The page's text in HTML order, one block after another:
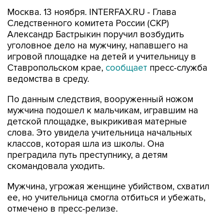
Москва. 13 ноября. INTERFAX.RU - Глава
Следственного комитета России (СКР)
Александр Бастрыкин поручил возбудить
уголовное дело на мужчину, напавшего на
игровой площадке на детей и учительницу в
Ставропольском крае, сообщает пресс-служба
ведомства в среду.
По данным следствия, вооруженный ножом
мужчина подошел к мальчикам, игравшим на
детской площадке, выкрикивая матерные
слова. Это увидела учительница начальных
классов, которая шла из школы. Она
преградила путь преступнику, а детям
скомандовала уходить.
Мужчина, угрожая женщине убийством, схватил
ее, но учительница смогла отбиться и убежать,
отмечено в пресс-релизе.